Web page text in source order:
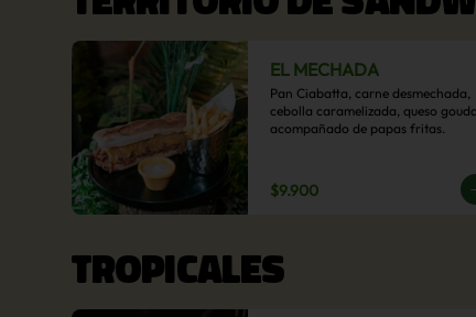
EL MECHADA
Pan Ciabatta, carne desmechada,
cebolla caramelizada, queso
acompañado de papas fritas.
$9.900
TROPICALES